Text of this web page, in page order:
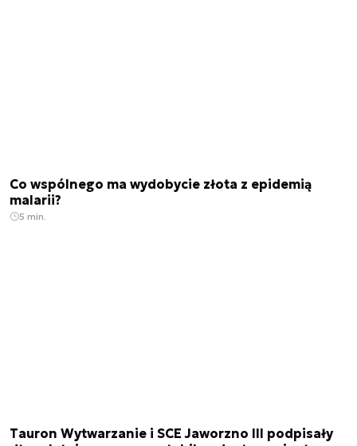
Co wspólnego ma wydobycie złota z epidemią
malarii?
5 min.
Tauron Wytwarzanie i SCE Jaworzno III podpisały